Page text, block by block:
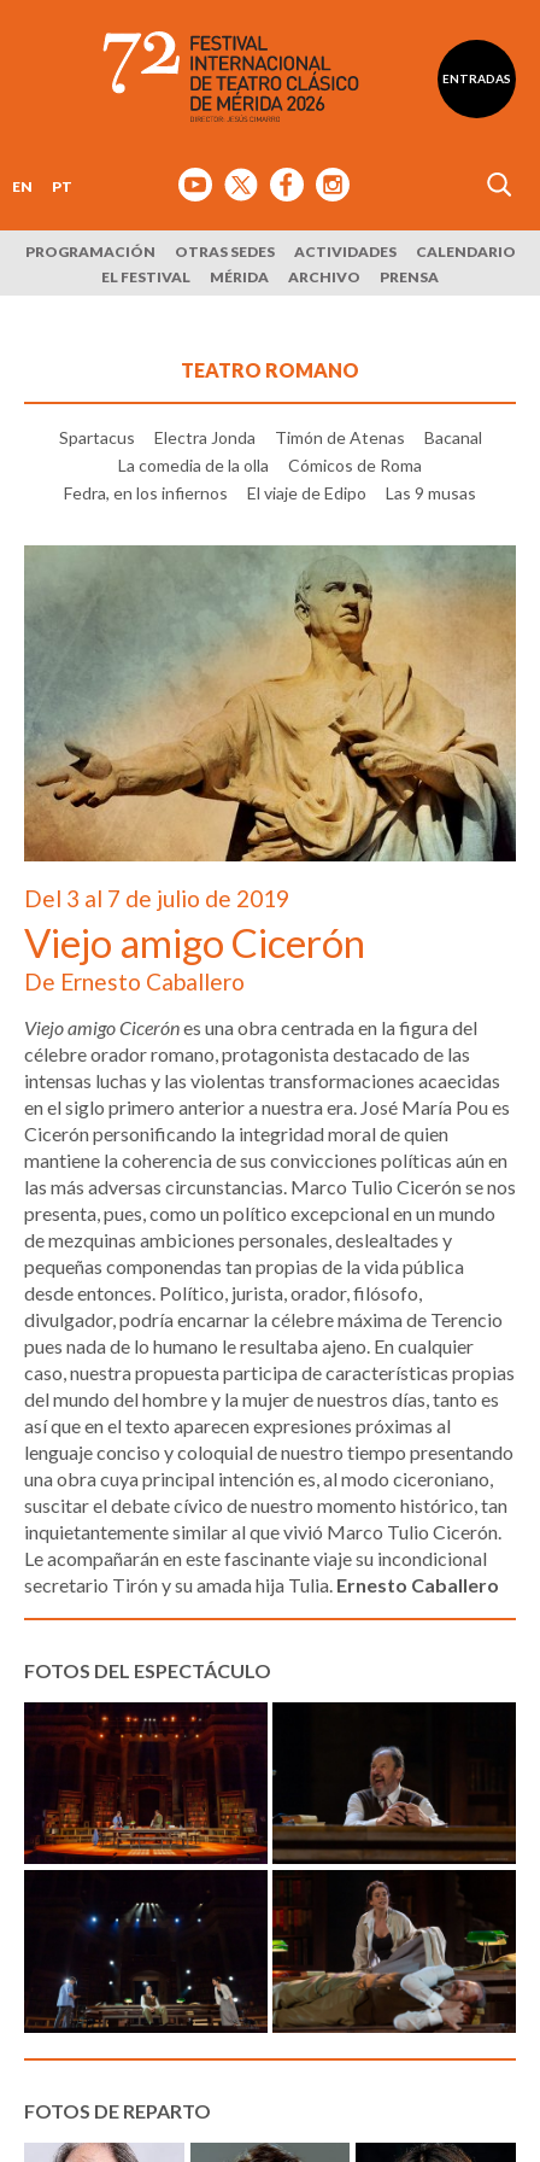
ENTRADAS
EN PT
PROGRAMACIÓN OTRAS SEDES ACTIVIDADES
CALENDARIO
EL FESTIVAL
MÉRIDA ARCHIVO PRENSA
TEATRO ROMANO
Spartacus Electra Jonda Timón de Atenas
Bacanal
La comedia de la olla
Cómicos de Roma
Fedra, en los infiernos
El viaje de Edipo Las 9 musas
Del 3 al 7 de julio de 2019
Viejo amigo Cicerón
De Ernesto Caballero
Viejo amigo Cicerónes una obra centrada en la figura del
célebre orador romano, protagonista destacado de las
intensas luchas y las violentas transformaciones acaecidas
en el siglo primero anterior a nuestra era. José María Pou es
Cicerón personificando la integridad moral de quien
mantiene la coherencia de sus convicciones políticas aún en
las más adversas circunstancias. Marco Tulio Cicerón se nos
presenta, pues, como un político excepcional en un mundo
de mezquinas ambiciones personales, deslealtades y
pequeñas componendas tan propias de la vida pública
desde entonces. Político, jurista, orador, filósofo,
divulgador, podría encarnar la célebre máxima de Terencio
pues nada de lo humano le resultaba ajeno. En cualquier
caso, nuestra propuesta participa de características propias
del mundo del hombre y la mujer de nuestros días, tanto es
así que en el texto aparecen expresiones próximas al
lenguaje conciso y coloquial de nuestro tiempo presentando
una obra cuya principal intención es, al modo ciceroniano,
suscitar el debate cívico de nuestro momento histórico, tan
inquietantemente similar al que vivió Marco Tulio Cicerón.
Le acompañarán en este fascinante viaje su incondicional
secretario Tirón y su amada hija Tulia. Ernesto Caballero
FOTOS DEL ESPECTÁCULO
FOTOS DE REPARTO